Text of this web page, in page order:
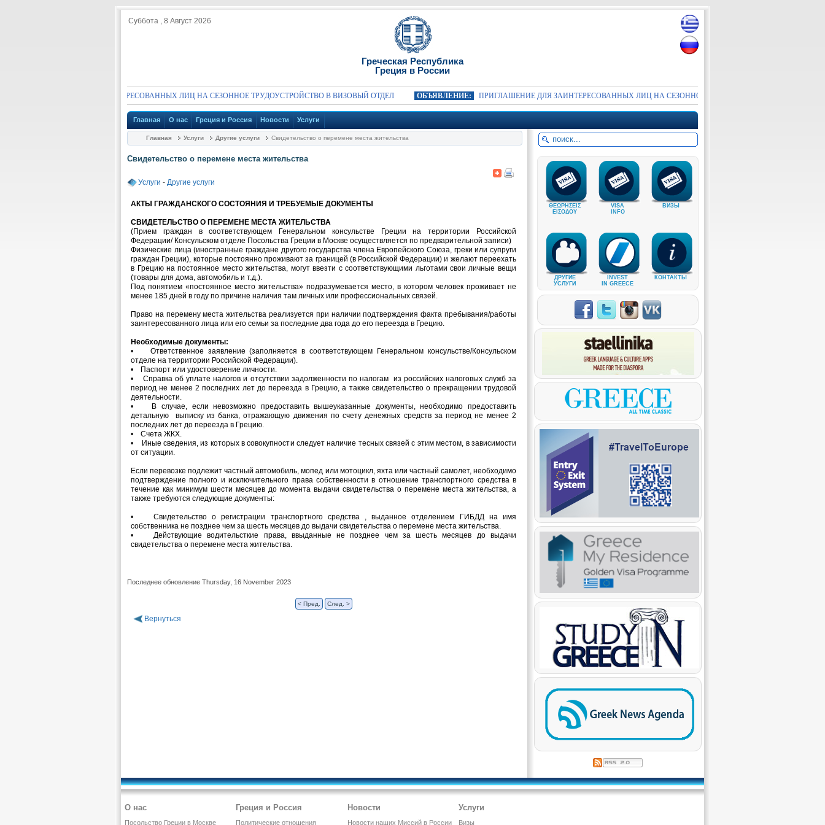
Суббота , 8 Август 2026
Греческая Республика
Греция в России
ПРИГЛАШЕНИЕ ДЛЯ ЗАИНТЕРЕСОВАННЫХ ЛИЦ НА СЕЗОННОЕ ТРУДОУСТРОЙСТВО В ВИЗОВЫЙ ОТДЕЛ ОБЪЯВЛЕНИЕ: ПРИГЛАШЕНИЕ ДЛЯ ЗАИНТЕРЕСОВАННЫХ ЛИЦ НА СЕЗОННОЕ ТРУДОУСТРОЙСТВО В ВИЗОВЫЙ
Главная О нас Греция и Россия Новости Услуги
Главная Услуги Другие услуги Свидетельство о перемене места жительства
Свидетельство о перемене места жительства
Услуги - Другие услуги
АКТЫ ГРАЖДАНСКОГО СОСТОЯНИЯ И ТРЕБУЕМЫЕ ДОКУМЕНТЫ
СВИДЕТЕЛЬСТВО О ПЕРЕМЕНЕ МЕСТА ЖИТЕЛЬСТВА
(Прием граждан в соответствующем Генеральном консульстве Греции на территории Российской
Федерации/ Консульском отделе Посольства Греции в Москве осуществляется по предварительной записи)
Физические лица (иностранные граждане другого государства члена Европейского Союза, греки или супруги
граждан Греции), которые постоянно проживают за границей (в Российской Федерации) и желают переехать
в Грецию на постоянное место жительства, могут ввезти с соответствующими льготами свои личные вещи
(товары для дома, автомобиль и т.д.).
Под понятием «постоянное место жительства» подразумевается место, в котором человек проживает не
менее 185 дней в году по причине наличия там личных или профессиональных связей.
Право на перемену места жительства реализуется при наличии подтверждения факта пребывания/работы
заинтересованного лица или его семьи за последние два года до его переезда в Грецию.
Необходимые документы:
• Ответственное заявление (заполняется в соответствующем Генеральном консульстве/Консульском
отделе на территории Российской Федерации).
• Паспорт или удостоверение личности.
• Справка об уплате налогов и отсутствии задолженности по налогам из российских налоговых служб за
период не менее 2 последних лет до переезда в Грецию, а также свидетельство о прекращении трудовой
деятельности.
• В случае, если невозможно предоставить вышеуказанные документы, необходимо предоставить
детальную выписку из банка, отражающую движения по счету денежных средств за период не менее 2
последних лет до переезда в Грецию.
• Счета ЖКХ.
• Иные сведения, из которых в совокупности следует наличие тесных связей с этим местом, в зависимости
от ситуации.
Если перевозке подлежит частный автомобиль, мопед или мотоцикл, яхта или частный самолет, необходимо
подтверждение полного и исключительного права собственности в отношение транспортного средства в
течение как минимум шести месяцев до момента выдачи свидетельства о перемене места жительства, а
также требуются следующие документы:
• Свидетельство о регистрации транспортного средства , выданное отделением ГИБДД на имя
собственника не позднее чем за шесть месяцев до выдачи свидетельства о перемене места жительства.
• Действующие водительсткие права, ввыданные не позднее чем за шесть месяцев до выдачи
свидетельства о перемене места жительства.
Последнее обновление Thursday, 16 November 2023
< Пред. След. >
Вернуться
ΘΕΩΡΗΣΕΙΣ
ΕΙΣΟΔΟΥ
VISA
INFO
ВИЗЫ
ДРУГИЕ
УСЛУГИ
INVEST
IN GREECE
КОНТАКТЫ
О нас
Посольство Греции в Москве
Греция и Россия
Политические отношения
Новости
Новости наших Миссий в России
Услуги
Визы